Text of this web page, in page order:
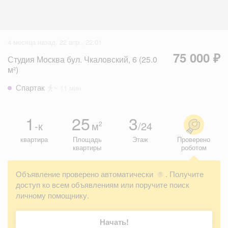
Студия Москва бул. Чкаловский, 6 (25.0
м²)
75 000 ₽
Спартак
1 -к
квартира
25м2
Площадь
квартиры
3/24
Этаж
Проверено
роботом
Объявление проверено автоматически ?
. Получите
доступ ко всем объявлениям или поручите поиск
личному помощнику.
Начать!